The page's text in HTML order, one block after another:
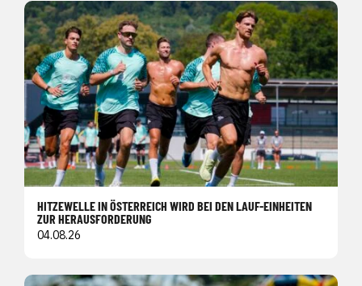
HITZEWELLE IN ÖSTERREICH WIRD BEI DEN LAUF-EINHEITEN
ZUR HERAUSFORDERUNG
04.08.26